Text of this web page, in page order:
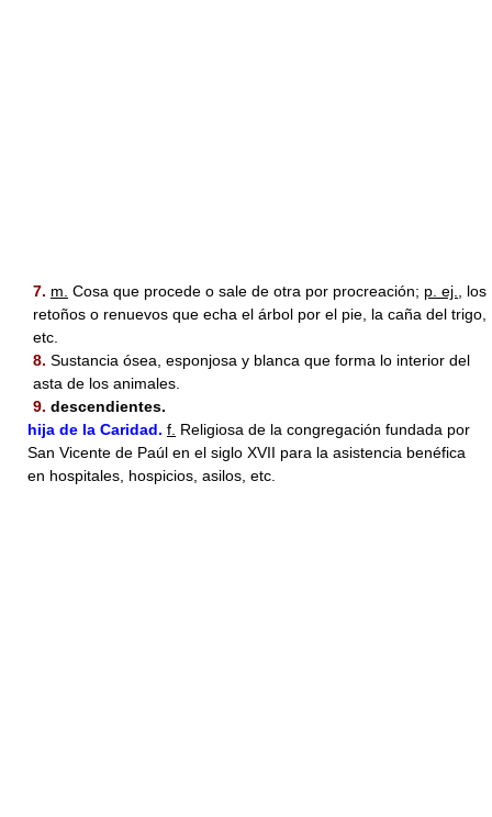
7. m. Cosa que procede o sale de otra por procreación; p. ej.
, los
retoños o renuevos que echa el árbol por el pie, la caña del trigo,
etc.
8. Sustancia ósea, esponjosa y blanca que forma lo interior del
asta de los animales.
9. descendientes.
hija de la Caridad. f. Religiosa de la congregación fundada por
San Vicente de Paúl en el siglo XVII para la asistencia benéfica
en hospitales, hospicios, asilos, etc.